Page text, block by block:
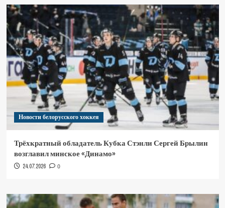
Новости белорусского хоккея
Трёхкратный обладатель Кубка Стэнли Сергей Брылин
возглавил минское «Динамо»
24.07.2026 0